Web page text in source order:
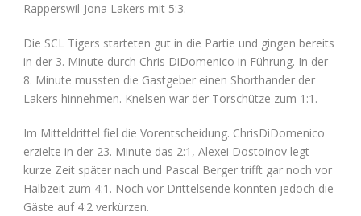
Rapperswil-Jona Lakers mit 5:3.
Die SCL Tigers starteten gut in die Partie und gingen bereits
in der 3. Minute durch Chris DiDomenico in Führung. In der
8. Minute mussten die Gastgeber einen Shorthander der
Lakers hinnehmen. Knelsen war der Torschütze zum 1:1.
Im Mitteldrittel fiel die Vorentscheidung. ChrisDiDomenico
erzielte in der 23. Minute das 2:1, Alexei Dostoinov legt
kurze Zeit später nach und Pascal Berger trifft gar noch vor
Halbzeit zum 4:1. Noch vor Drittelsende konnten jedoch die
Gäste auf 4:2 verkürzen.